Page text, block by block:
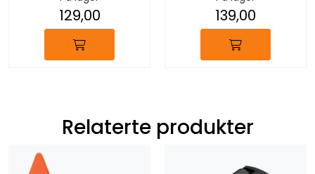
129,00 139,00
Relaterte produkter